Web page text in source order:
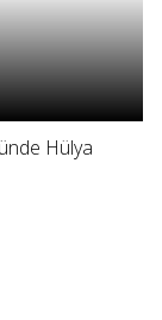
Hülya